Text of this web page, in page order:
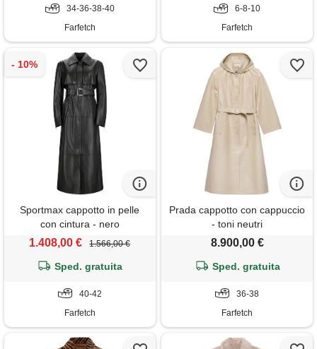
34-36-38-40
Farfetch
6-8-10
Farfetch
Sportmax cappotto in pelle
con cintura - nero
1.408,00 € 1.566,00 €
Sped. gratuita
40-42
Farfetch
Prada cappotto con cappuccio
- toni neutri
8.900,00 €
Sped. gratuita
36-38
Farfetch